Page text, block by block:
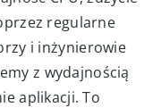
regularne
i inżynierowie
z wydajnością
aplikacji. To